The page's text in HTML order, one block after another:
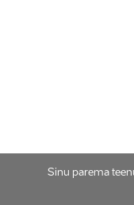
Sinu parema